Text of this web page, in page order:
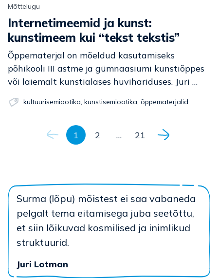
Mõttelugu
Internetimeemid ja kunst:
kunstimeem kui “tekst tekstis”
Õppematerjal on mõeldud kasutamiseks
põhikooli III astme ja gümnaasiumi kunstiõppes
või laiemalt kunstialases huvihariduses. Juri …
kultuurisemiootika, kunstisemiootika, õppematerjalid
Navigeerimine
1 2 … 21
Surma (lõpu) mõistest ei saa vabaneda
pelgalt tema eitamisega juba seetõttu,
et siin lõikuvad kosmilised ja inimlikud
struktuurid.
Juri Lotman